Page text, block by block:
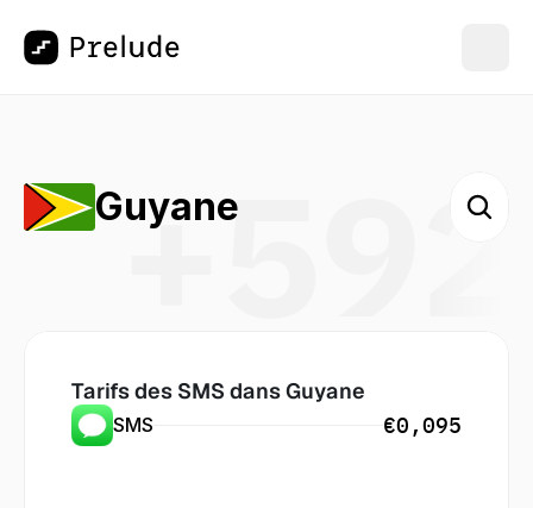
+592
Guyane
Tarifs des SMS dans Guyane
SMS €0,095